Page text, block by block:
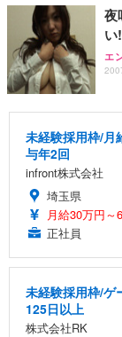
夜
い
エ
未経験採用枠/月
与年2回
infront株式会社
埼玉県
月給30万円～
正社員
未経験採用枠/ゲ
125日以上
株式会社RK